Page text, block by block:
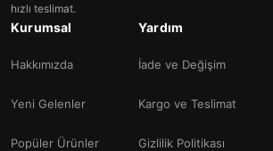
hızlı teslimat.
Kurumsal
Hakkımızda
Yeni Gelenler
Popüler Ürünler
Yardım
İade ve Değişim
Kargo ve Teslimat
Gizlilik Politikası